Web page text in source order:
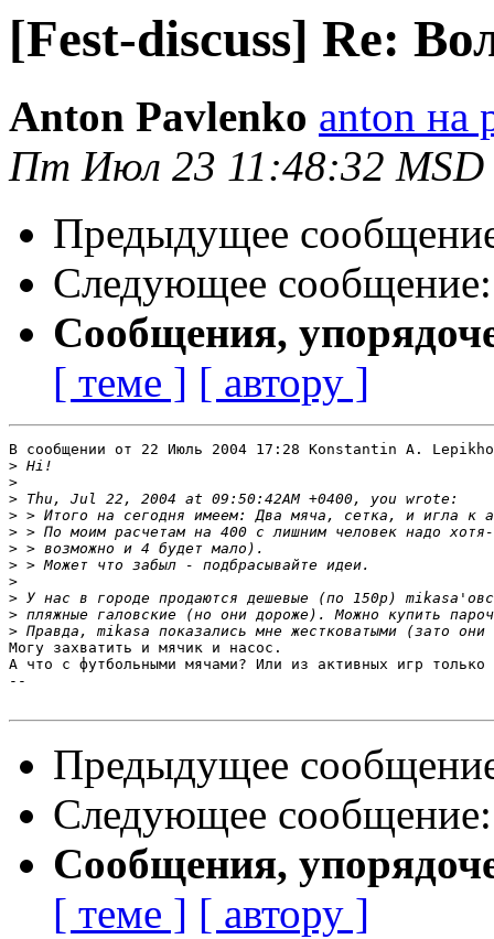
[Fest-discuss] Re:
Anton Pavlenko anton на
Пт Июл 23 11:48:32 MSD
Предыдущее
Следующее
Сообщения,
[ теме ] [ автору ]
В сообщении от 22 Июль 2004 17:28 Konstantin A.
>
>
>
>
>
>
>
>
>
>
>
Могу захватить и мячик и насос.
А что с футбольными мячами? Или из активных игр только
--
Предыдущее
Следующее
Сообщения,
[ теме ] [ автору ]